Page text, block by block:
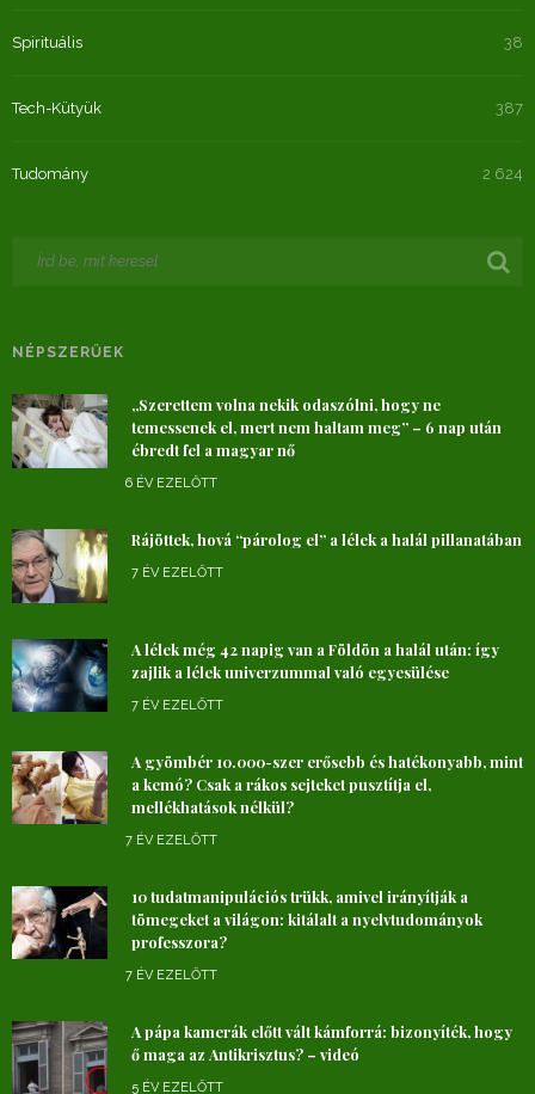
Spirituális 38
Tech-Kütyük 387
Tudomány 2 624
NÉPSZERŰEK
„Szerettem volna nekik odaszólni, hogy ne
temessenek el, mert nem haltam meg” – 6 nap után
ébredt fel a magyar nő
6 ÉV EZELŐTT
Rájöttek, hová “párolog el” a lélek a halál pillanatában
7 ÉV EZELŐTT
A lélek még 42 napig van a Földön a halál után: így
zajlik a lélek univerzummal való egyesülése
7 ÉV EZELŐTT
A gyömbér 10.000-szer erősebb és hatékonyabb, mint
a kemó? Csak a rákos sejteket pusztítja el,
mellékhatások nélkül?
7 ÉV EZELŐTT
10 tudatmanipulációs trükk, amivel irányítják a
tömegeket a világon: kitálalt a nyelvtudományok
professzora?
7 ÉV EZELŐTT
A pápa kamerák előtt vált kámforrá: bizonyíték, hogy
ő maga az Antikrisztus? – videó
5 ÉV EZELŐTT